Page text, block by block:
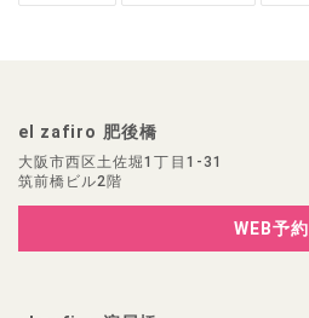
el zafiro 肥後橋
大阪市西区土佐堀1丁目1-31
筑前橋ビル2階
WEB予約